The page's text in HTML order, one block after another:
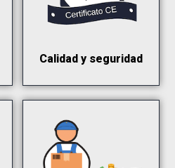
Calidad y seguridad